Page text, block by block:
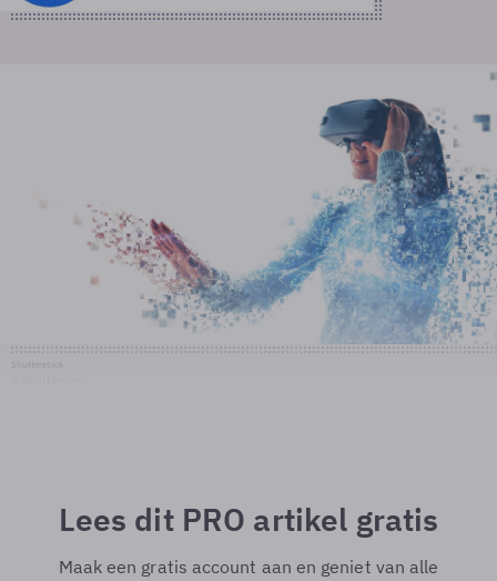
Lees dit PRO artikel gratis
Maak een gratis account aan en geniet van alle